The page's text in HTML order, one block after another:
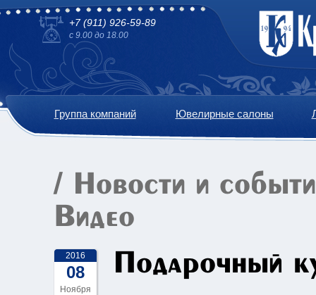
+7 (911) 926-59-89
с 9.00 до 18.00
Группа компаний Ювелирные салоны
/ Новости и
Видео
2016
08
Ноября
Подарочный